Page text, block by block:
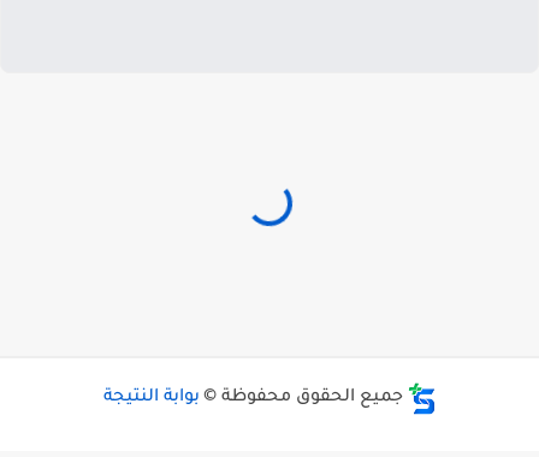
جميع الحقوق محفوظة © بوابة النتيجة